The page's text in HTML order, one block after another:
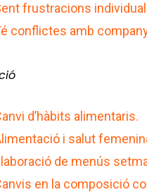
frustracions
conflictes amb
d’hàbits alimentaris.
i salut
de menús
en la composició